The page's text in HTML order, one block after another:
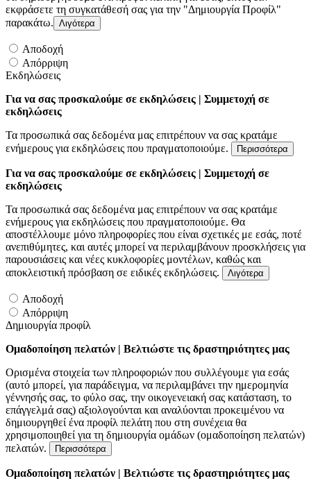
εκφράσετε τη συγκατάθεσή σας για την "Δημιουργία Προφίλ"
παρακάτω. Λιγότερα
Αποδοχή
Απόρριψη
Εκδηλώσεις
Για να σας προσκαλούμε σε εκδηλώσεις | Συμμετοχή σε
εκδηλώσεις
Τα προσωπικά σας δεδομένα μας επιτρέπουν να σας κρατάμε
ενήμερους για εκδηλώσεις που πραγματοποιούμε.
Περισσότερα
Για να σας προσκαλούμε σε εκδηλώσεις | Συμμετοχή σε
εκδηλώσεις
Τα προσωπικά σας δεδομένα μας επιτρέπουν να σας κρατάμε
ενήμερους για εκδηλώσεις που πραγματοποιούμε. Θα
αποστέλλουμε μόνο πληροφορίες που είναι σχετικές με εσάς, ποτέ
ανεπιθύμητες, και αυτές μπορεί να περιλαμβάνουν προσκλήσεις για
παρουσιάσεις και νέες κυκλοφορίες μοντέλων, καθώς και
αποκλειστική πρόσβαση σε ειδικές εκδηλώσεις.
Λιγότερα
Αποδοχή
Απόρριψη
Δημιουργία προφίλ
Ομαδοποίηση πελατών | Βελτιώστε τις δραστηριότητες μας
Ορισμένα στοιχεία των πληροφοριών που συλλέγουμε για εσάς
(αυτό μπορεί, για παράδειγμα, να περιλαμβάνει την ημερομηνία
γέννησής σας, το φύλο σας, την οικογενειακή σας κατάσταση, το
επάγγελμά σας) αξιολογούνται και αναλύονται προκειμένου να
δημιουργηθεί ένα προφίλ πελάτη που στη συνέχεια θα
χρησιμοποιηθεί για τη δημιουργία ομάδων (ομαδοποίηση πελατών)
πελατών.
Περισσότερα
Ομαδοποίηση πελατών | Βελτιώστε τις δραστηριότητες μας